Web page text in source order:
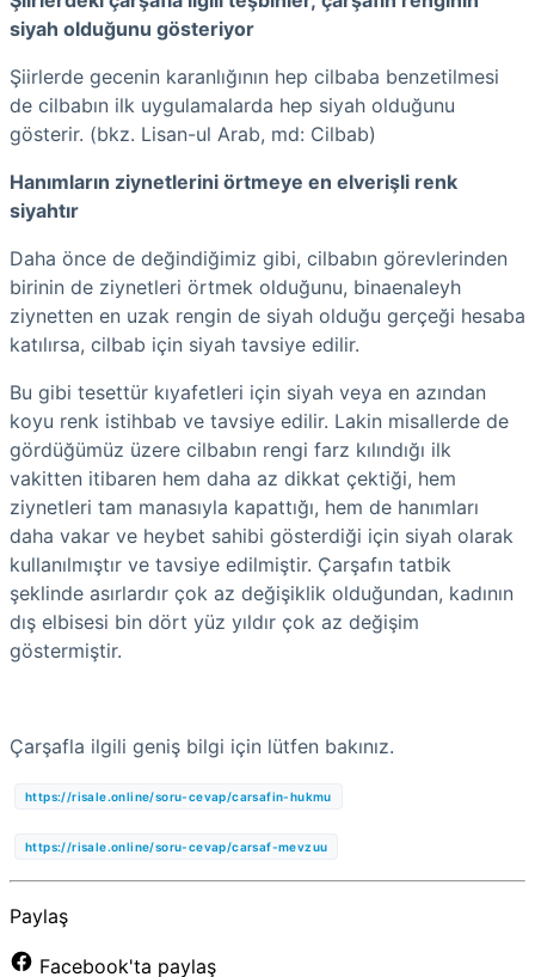
siyah olduğunu gösteriyor
Şiirlerde gecenin karanlığının hep cilbaba benzetilmesi
de cilbabın ilk uygulamalarda hep siyah olduğunu
gösterir. (bkz. Lisan-ul Arab, md: Cilbab)
Hanımların ziynetlerini örtmeye en elverişli renk
siyahtır
Daha önce de değindiğimiz gibi, cilbabın görevlerinden
birinin de ziynetleri örtmek olduğunu, binaenaleyh
ziynetten en uzak rengin de siyah olduğu gerçeği hesaba
katılırsa, cilbab için siyah tavsiye edilir.
Bu gibi tesettür kıyafetleri için siyah veya en azından
koyu renk istihbab ve tavsiye edilir. Lakin misallerde de
gördüğümüz üzere cilbabın rengi farz kılındığı ilk
vakitten itibaren hem daha az dikkat çektiği, hem
ziynetleri tam manasıyla kapattığı, hem de hanımları
daha vakar ve heybet sahibi gösterdiği için siyah olarak
kullanılmıştır ve tavsiye edilmiştir. Çarşafın tatbik
şeklinde asırlardır çok az değişiklik olduğundan, kadının
dış elbisesi bin dört yüz yıldır çok az değişim
göstermiştir.
Çarşafla ilgili geniş bilgi için lütfen bakınız.
https://risale.online/soru-cevap/carsafin-hukmu
https://risale.online/soru-cevap/carsaf-mevzuu
Paylaş
Facebook'ta paylaş